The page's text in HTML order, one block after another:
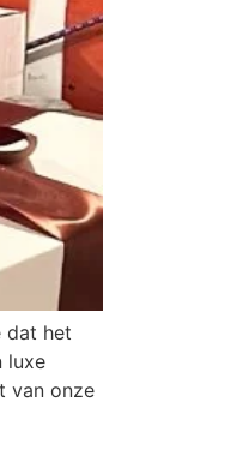
dat het
luxe
van onze